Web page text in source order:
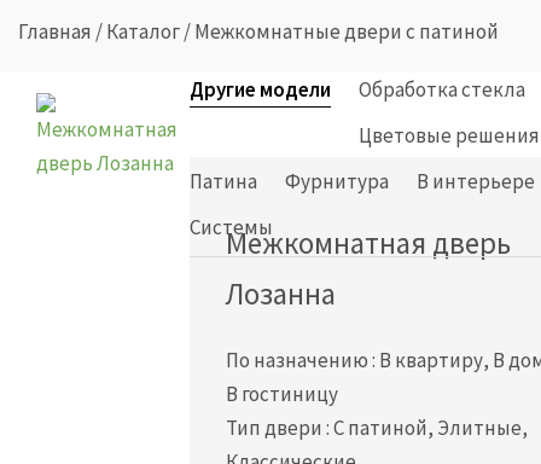
Главная /Каталог/Межкомнатные двери с патиной
Межкомнатная дверь
Лозанна
По назначению: В квартиру, В
В гостиницу
Тип двери :С патиной, Элитные,
Другие модели
Обработка стекла
Цветовые решения
Патина
Фурнитура
В интерьере
Cистемы